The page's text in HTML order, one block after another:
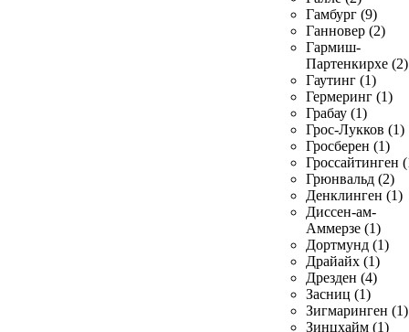
Гамбург (9)
Ганновер (2)
Гармиш-
Партенкирхе (2)
Гаутинг (1)
Гермеринг (1)
Грабау (1)
Грос-Лукков (1)
Гросберен (1)
Гроссайтинген
Грюнвальд (2)
Денклинген (1)
Диссен-ам-
Аммерзе (1)
Дортмунд (1)
Драйайх (1)
Дрезден (4)
Засниц (1)
Зигмаринген (1)
Зинцхайм (1)